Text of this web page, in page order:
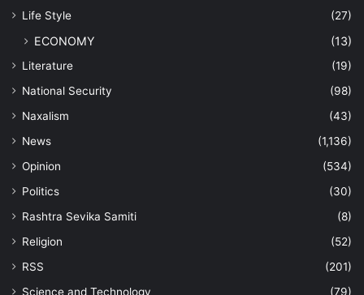
Life Style
(27)
ECONOMY (13)
Literature
(19)
National Security
(98)
Naxalism
(43)
News
(1,136)
Opinion
(534)
Politics
(30)
Rashtra Sevika Samiti
(8)
Religion
(52)
RSS
(201)
Science and Technology
(79)